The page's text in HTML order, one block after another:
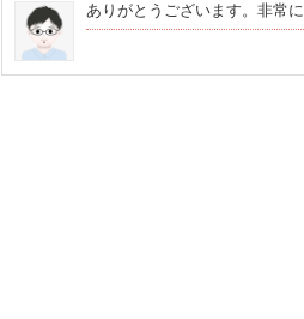
ありがとうございます。非常に